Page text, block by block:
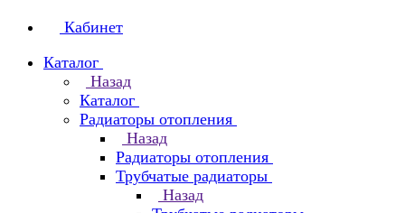
Кабинет
Каталог
Назад
Каталог
Радиаторы отопления
Назад
Радиаторы отопления
Трубчатые радиаторы
Назад